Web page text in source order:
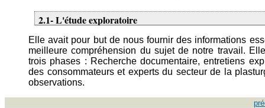
2.1- L'étude exploratoire
Elle avait pour but de nous fournir des informations
meilleure compréhension du sujet de notre travail.
trois phases : Recherche documentaire, entretiens
des consommateurs et experts du secteur de la
observations.